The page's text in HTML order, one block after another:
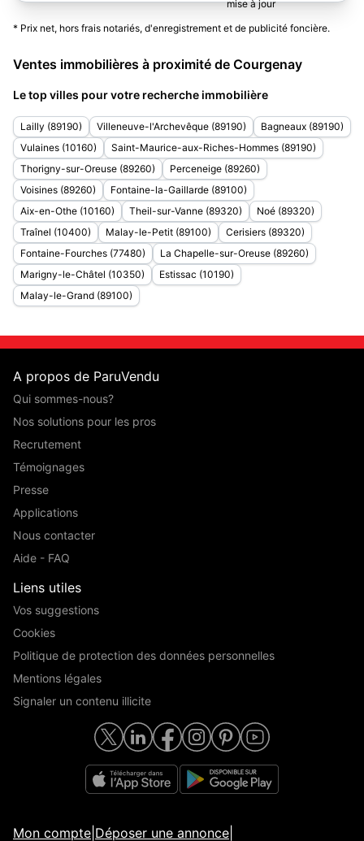
* Prix net, hors frais notariés, d'enregistrement et de publicité foncière.
Ventes immobilières à proximité de Courgenay
Le top villes pour votre recherche immobilière
Lailly (89190) Villeneuve-l'Archevêque (89190)
Bagneaux (89190)
Vulaines (10160)
Saint-Maurice-aux-Riches-Hommes (89190)
Thorigny-sur-Oreuse (89260)
Perceneige (89260)
Voisines (89260)
Fontaine-la-Gaillarde (89100)
Aix-en-Othe (10160)
Theil-sur-Vanne (89320)
Noé (89320)
Traînel (10400)
Malay-le-Petit (89100)
Cerisiers (89320)
Fontaine-Fourches (77480)
La Chapelle-sur-Oreuse (89260)
Marigny-le-Châtel (10350)
Estissac (10190)
Malay-le-Grand (89100)
A propos de ParuVendu
Qui sommes-nous?
Nos solutions pour les pros
Recrutement
Témoignages
Presse
Applications
Nous contacter
Aide - FAQ
Liens utiles
Vos suggestions
Cookies
Politique de protection des données personnelles
Mentions légales
Signaler un contenu illicite
Mon compte Déposer une annonce